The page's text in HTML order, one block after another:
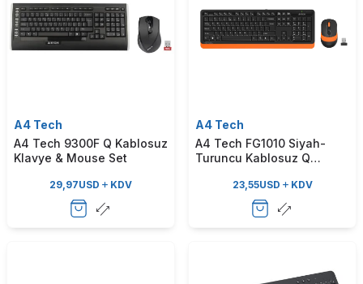
A4 Tech
A4 Tech 9300F Q Kablosuz
Klavye & Mouse Set
29,97USD KDV
A4 Tech
A4 Tech FG1010 Siyah-
Turuncu Kablosuz Q
23,55USD KDV